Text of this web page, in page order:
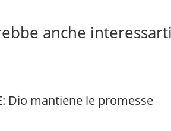
anche interessarti
le promesse